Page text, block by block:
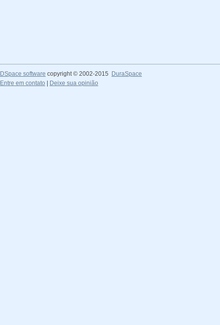
DSpace software copyright © 2002-2015
DuraSpace
Entre em contato
Deixe sua opinião